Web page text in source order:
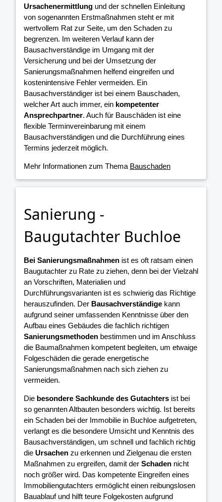
Ursachenermittlung und der schnellen Einleitung
von sogenannten Erstmaßnahmen steht er mit
wertvollem Rat zur Seite, um den Schaden zu
begrenzen. Im weiteren Verlauf kann der
Bausachverständige im Umgang mit der
Versicherung und bei der Umsetzung der
Sanierungsmaßnahmen helfend eingreifen und
kostenintensive Fehler vermeiden. Ein
Bausachverständiger ist bei einem Bauschaden,
welcher Art auch immer, ein kompetenter
Ansprechpartner. Auch für Bauschäden ist eine
flexible Terminvereinbarung mit einem
Bausachverständigen und die Durchführung eines
Termins jederzeit möglich.
Mehr Informationen zum Thema Bauschaden
Sanierung -
Baugutachter Buchloe
Bei Sanierungsmaßnahmen ist es oft ratsam einen
Baugutachter zu Rate zu ziehen, denn bei der Vielzahl
an Vorschriften, Materialien und
Durchführungsvarianten ist es schwierig das Richtige
herauszufinden. Der Bausachverständige kann
aufgrund seiner umfassenden Kenntnisse über den
Aufbau eines Gebäudes die fachlich richtigen
Sanierungsmethoden bestimmen und im Anschluss
die Baumaßnahmen kompetent begleiten, um etwaige
Folgeschäden die gerade energetische
Sanierungsmaßnahmen nach sich ziehen zu
vermeiden.
Die besondere Sachkunde des Gutachters ist bei
so genannten Altbauten besonders wichtig. Ist bereits
ein Schaden bei der Immobilie in Buchloe aufgetreten,
verlangt es die besondere Umsicht und Kenntnis des
Bausachverständigen, um schnell und fachlich richtig
die Ursachen zu erkennen und Zielgenau die ersten
Maßnahmen zu ergreifen, damit der Schaden nicht
noch größer wird. Das kompetente Eingreifen eines
Immobiliengutachters ermöglicht einen reibungslosen
Bauablauf und hilft teure Folgekosten aufgrund